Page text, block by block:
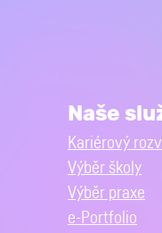
Naše
Kariérový
Výběr školy
Výběr praxe
e-Portfolio